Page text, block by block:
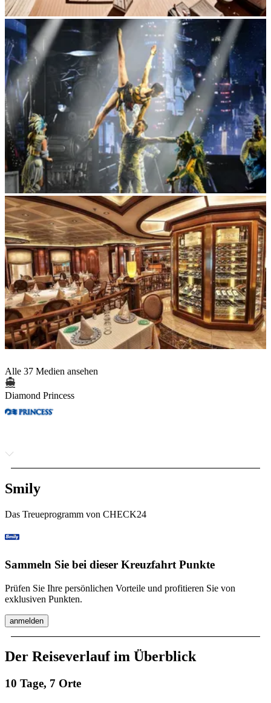
Alle 37 Medien ansehen
Diamond Princess
Smily
Das Treueprogramm von CHECK24
Sammeln Sie bei dieser Kreuzfahrt Punkte
Prüfen Sie Ihre persönlichen Vorteile und profitieren Sie von
exklusiven Punkten.
anmelden
Der Reiseverlauf im Überblick
10 Tage, 7 Orte